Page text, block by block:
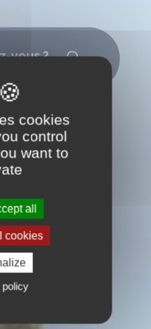
vous ?
Rechercher
cookies
control
want to
all
cookies